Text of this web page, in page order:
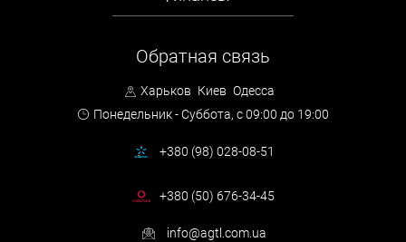
Обратная связь
Харьков Киев Одесса
Понедельник - Суббота, с 09:00 до 19:00
+380 (98) 028-08-51
+380 (50) 676-34-45
info@agtl.com.ua